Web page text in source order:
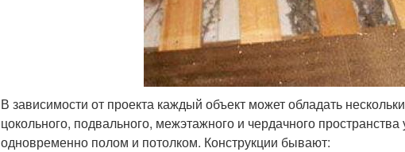
В зависимости от проекта каждый объект может обладать
цокольного, подвального, межэтажного и чердачного
одновременно полом и потолком. Конструкции бывают: